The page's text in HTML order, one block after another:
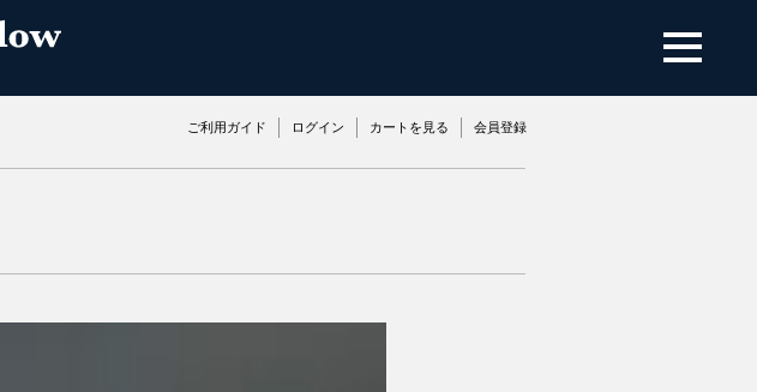
ご利用ガイド ログイン カートを見る 会員登録